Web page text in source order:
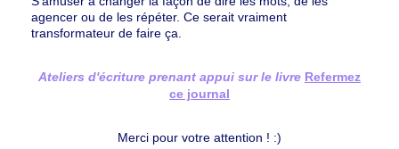
agencer ou de les répéter. Ce serait vraiment
transformateur de faire ça.
Ateliers d'écriture prenant appui sur le livre Refermez
ce journal
Merci pour votre attention ! :)